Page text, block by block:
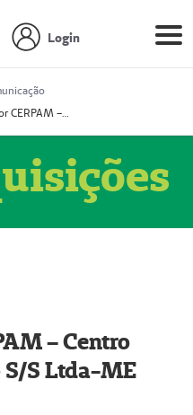
Login
Prestador CERPAM – Centro de Reabilitação S/S Ltda-ME (52004274-8)
– Centro
S Ltda-ME